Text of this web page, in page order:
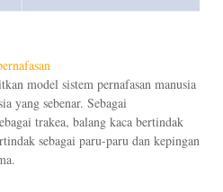
model sistem pernafasan manusia
yang sebenar. Sebagai
trakea, balang kaca bertindak
sebagai paru-paru dan kepingan